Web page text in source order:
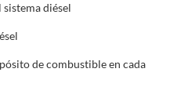
diésel
de combustible en cada